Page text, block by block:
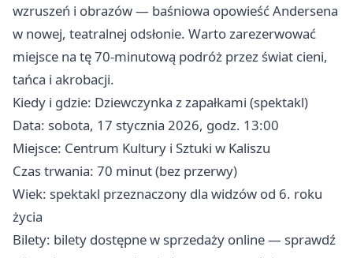
wzruszeń i obrazów — baśniowa opowieść Andersena
w nowej, teatralnej odsłonie. Warto zarezerwować
miejsce na tę 70‑minutową podróż przez świat cieni,
tańca i akrobacji.
Kiedy i gdzie: Dziewczynka z zapałkami (spektakl)
Data: sobota, 17 stycznia 2026, godz. 13:00
Miejsce: Centrum Kultury i Sztuki w Kaliszu
Czas trwania: 70 minut (bez przerwy)
Wiek: spektakl przeznaczony dla widzów od 6. roku
życia
Bilety: bilety dostępne w sprzedaży online — sprawdź